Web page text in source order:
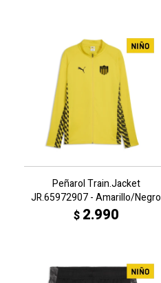
Peñarol Train.Jacket
JR.65972907 - Amarillo/Negro
$ 2.990